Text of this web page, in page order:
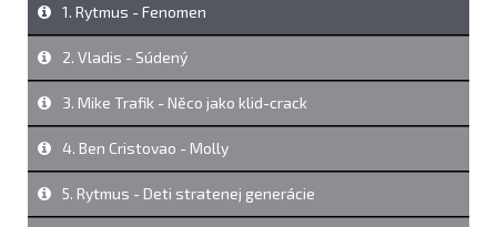
1. Rytmus - Fenomen
2. Vladis - Súdený
3. Mike Trafik - Něco jako klid-crack
4. Ben Cristovao - Molly
5. Rytmus - Deti stratenej generácie